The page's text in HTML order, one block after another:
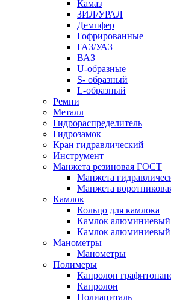
Камаз
ЗИЛ/УРАЛ
Демпфер
Гофрированные
ГАЗ/УАЗ
ВАЗ
U-образные
S- образный
L-образный
Ремни
Металл
Гидрораспределитель
Гидрозамок
Кран гидравлический
Инструмент
Манжета резиновая ГОСТ
Манжета
Манжета
Камлок
Кольцо для камлока
Камлок алюминиевый
Камлок алюминиевый
Манометры
Манометры
Полимеры
Капролон
Капролон
Полиациталь